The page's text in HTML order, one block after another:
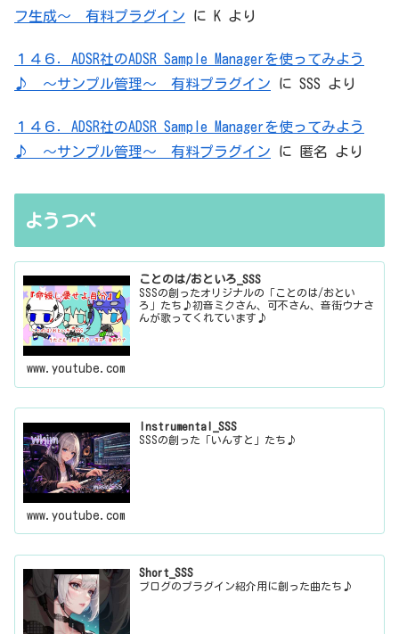
フ生成～ 有料プラグイン に K より
１４６．ADSR社のADSR Sample Managerを使ってみよう
♪ ～サンプル管理～ 有料プラグイン に SSS より
１４６．ADSR社のADSR Sample Managerを使ってみよう
♪ ～サンプル管理～ 有料プラグイン に 匿名 より
ようつべ
ことのは/おといろ_SSS
SSSの創ったオリジナルの「ことのは/おとい
ろ」たち♪初音ミクさん、可不さん、音街ウナさ
んが歌ってくれています♪
www.youtube.com
Instrumental_SSS
SSSの創った「いんすと」たち♪
www.youtube.com
Short_SSS
ブログのプラグイン紹介用に創った曲たち♪